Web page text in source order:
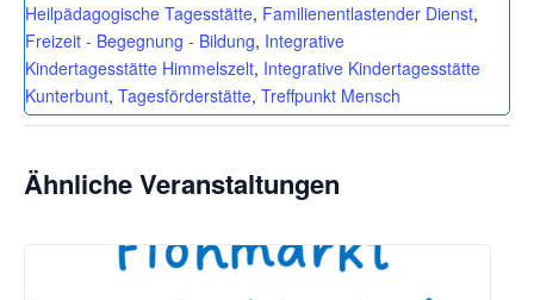
Heilpädagogische Tagesstätte, Familienentlastender Dienst,
Freizeit - Begegnung - Bildung, Integrative
Kindertagesstätte Himmelszelt, Integrative Kindertagesstätte
Kunterbunt, Tagesförderstätte, Treffpunkt Mensch
Ähnliche Veranstaltungen